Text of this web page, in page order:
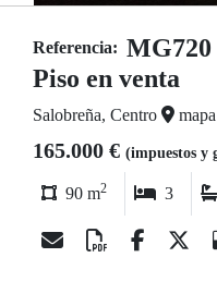
Referencia: MG720
Piso en venta
Salobreña, Centro mapa
165.000 € (impuestos y
90 m2 3